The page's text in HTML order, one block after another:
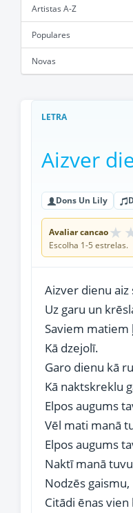
Artistas A-Z
Populares
Novas
LETRA
Aizver
Dons Un Lily
Avaliar cancao★
Escolha 1-5 estrelas.
Aizver dienu aiz
Uz garu un
Saviem matiem
Kā dzejolī.
Garo dienu kā
Kā naktskreklu
Elpos augums
Vēl mati manā
Elpos augums
Naktī manā
Nodzēs gaismu,
Citādi ēnas